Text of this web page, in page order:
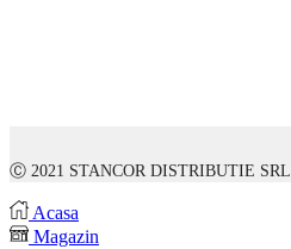
Ⓒ 2021 STANCOR DISTRIBUTIE SRL
Acasa
Magazin